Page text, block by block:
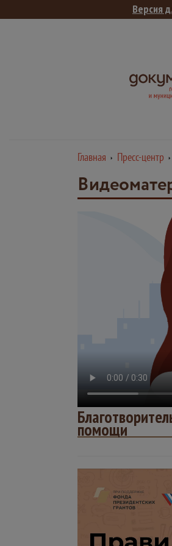
Версия
Главная Пресс-центр
помощи